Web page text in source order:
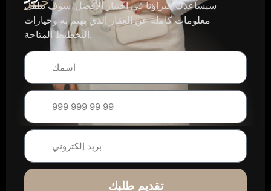
سيساعدك خبراؤنا في اختيار الأفضل. سوف تتلقى
معلومات كاملة عن العقار الذي تهتم به وخيارات
التخطيط المتاحة.
تقديم طلبك